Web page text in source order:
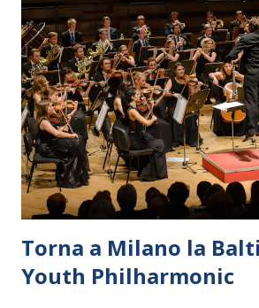
Torna a Milano la
Youth Philharmonic